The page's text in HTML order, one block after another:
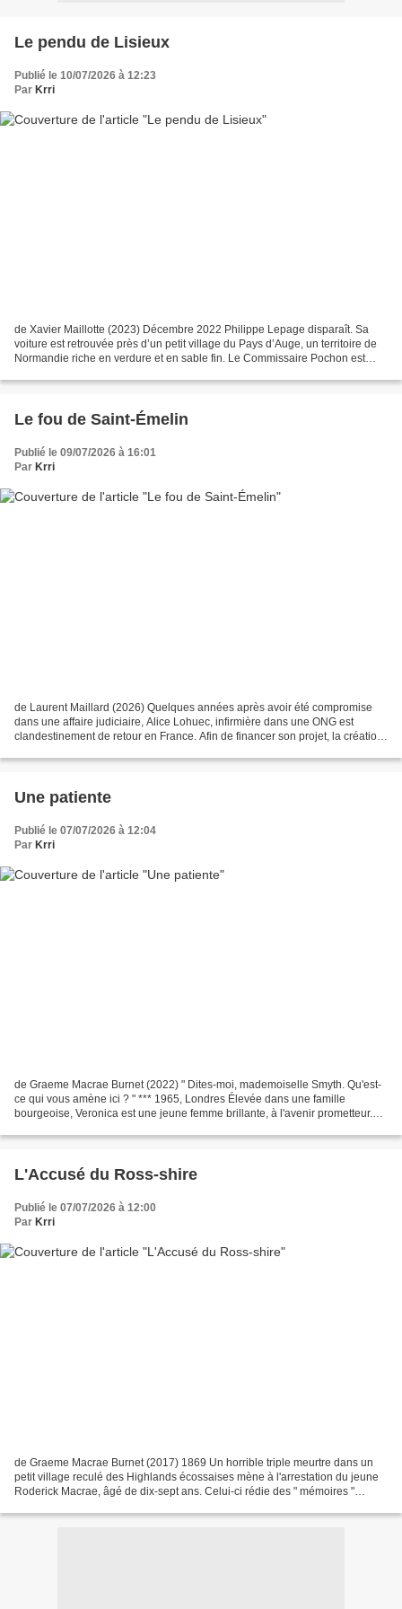
Le pendu de Lisieux
Publié le 10/07/2026 à 12:23
Par Krri
de Xavier Maillotte (2023) Décembre 2022 Philippe Lepage disparaît. Sa
voiture est retrouvée près d’un petit village du Pays d’Auge, un territoire de
Normandie riche en verdure et en sable fin. Le Commissaire Pochon est
Le fou de Saint-Émelin
Publié le 09/07/2026 à 16:01
Par Krri
de Laurent Maillard (2026) Quelques années après avoir été compromise
dans une affaire judiciaire, Alice Lohuec, infirmière dans une ONG est
clandestinement de retour en France. Afin de financer son projet, la création
Une patiente
Publié le 07/07/2026 à 12:04
Par Krri
de Graeme Macrae Burnet (2022) " Dites-moi, mademoiselle Smyth. Qu'est-
ce qui vous amène ici ? " *** 1965, Londres Élevée dans une famille
bourgeoise, Veronica est une jeune femme brillante, à l'avenir prometteur.
L'Accusé du Ross-shire
Publié le 07/07/2026 à 12:00
Par Krri
de Graeme Macrae Burnet (2017) 1869 Un horrible triple meurtre dans un
petit village reculé des Highlands écossaises mène à l'arrestation du jeune
Roderick Macrae, âgé de dix-sept ans. Celui-ci rédie des " mémoires "